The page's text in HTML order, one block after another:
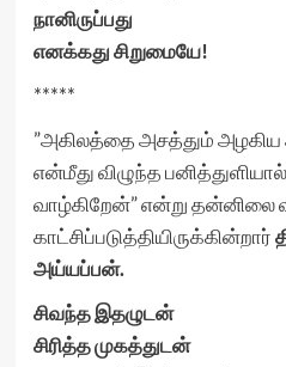
நானிருப்பது
எனக்கது சிறுமையே!
*****
”அகிலத்தை அசத்தும் அழகிய
என்மீது விழுந்த
வாழ்கிறேன்” என்று
காட்சிப்படுத்தியிருக்கின்றார்
அய்யப்பன்.
சிவந்த இதழுடன்
சிரித்த முகத்துடன்